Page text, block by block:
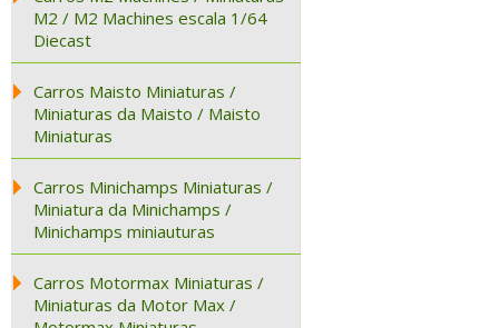
M2 / M2 Machines escala 1/64
Diecast
Carros Maisto Miniaturas /
Miniaturas da Maisto / Maisto
Miniaturas
Carros Minichamps Miniaturas /
Miniatura da Minichamps /
Minichamps miniauturas
Carros Motormax Miniaturas /
Miniaturas da Motor Max /